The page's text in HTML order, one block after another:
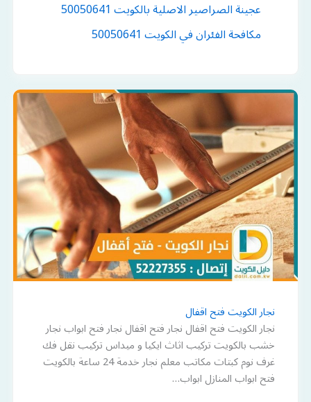
عجينة الصراصير الاصلية بالكويت 50050641
مكافحة الفئران في الكويت 50050641
نجار الكويت فتح اقفال
نجار الكويت فتح اقفال نجار فتح اقفال نجار فتح ابواب نجار
خشب بالكويت تركيب اثاث ايكيا و ميداس تركيب نقل فك
غرف نوم كبتات مكاتب معلم نجار خدمة 24 ساعة بالكويت
فتح ابواب المنازل ابواب…